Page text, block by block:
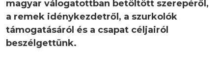
magyar válogatottban betöltött szerepéről,
a remek idénykezdetről, a szurkolók
támogatásáról és a csapat céljairól
beszélgettünk.